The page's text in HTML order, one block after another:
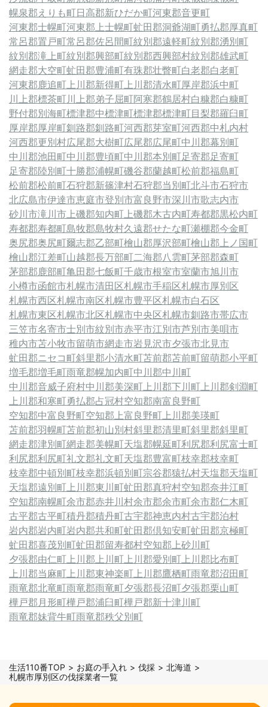
幌泉郡えりも町日高郡新ひだか町河東郡音更町
河東郡士幌町河東郡上士幌町虻田郡洞爺湖町勇払郡厚真町
常呂郡置戸町常呂郡佐呂間町紋別郡遠軽町紋別郡湧別町
紋別郡滝上町紋別郡興部町紋別郡西興部村紋別郡雄武町
網走郡大空町虻田郡豊浦町有珠郡壮瞥町白老郡白老町
河東郡鹿追町 上川郡新得町 上川郡清水町厚岸郡浜中町
川上郡標茶町川上郡弟子屈町阿寒郡鶴居村白糠郡白糠町
野付郡別海町標津郡中標津町標津郡標津町目梨郡羅臼町
厚岸郡厚岸町釧路郡釧路町河西郡芽室町河西郡中札内村
河西郡更別村広尾郡大樹町広尾郡広尾町中川郡幕別町
中川郡池田町中川郡豊頃町中川郡本別町足寄郡足寄町
足寄郡陸別町十勝郡浦幌町磯谷郡蘭越町松前郡福島町
松前郡松前町石狩郡新篠津村石狩郡当別町北斗市石狩市
北広島市伊達市恵庭市登別市富良野市深川市歌志内市
砂川市滝川市 上磯郡知内町 上磯郡木古内町寿都郡黒松内町
寿都郡寿都町島牧郡島牧村久遠郡せたな町瀬棚郡今金町
奥尻郡奥尻町爾志郡乙部町檜山郡厚沢部町檜山郡上ノ国町
檜山郡江差町山越郡長万部町二海郡八雲町茅部郡森町
茅部郡鹿部町亀田郡七飯町千歳市根室市室蘭市旭川市
小樽市函館市札幌市清田区札幌市手稲区札幌市厚別区
札幌市西区札幌市南区札幌市豊平区札幌市白石区
札幌市東区札幌市北区札幌市中央区札幌市釧路市帯広市
三笠市名寄市士別市紋別市赤平市江別市芦別市美唄市
稚内市苫小牧市留萌市網走市岩見沢市夕張市北見市
虻田郡ニセコ町斜里郡小清水町苫前郡苫前町留萌郡小平町
増毛郡増毛町雨竜郡幌加内町中川郡中川町
中川郡音威子府村中川郡美深町 上川郡下川町 上川郡剣淵町
上川郡和寒町勇払郡占冠村空知郡南富良野町
空知郡中富良野町空知郡上富良野町 上川郡美瑛町
苫前郡羽幌町苫前郡初山別村斜里郡清里町斜里郡斜里町
網走郡津別町網走郡美幌町天塩郡幌延町利尻郡利尻富士町
利尻郡利尻町礼文郡礼文町天塩郡豊富町枝幸郡枝幸町
枝幸郡中頓別町枝幸郡浜頓別町宗谷郡猿払村天塩郡天塩町
天塩郡遠別町 上川郡東川町虻田郡真狩村空知郡奈井江町
空知郡南幌町余市郡赤井川村余市郡余市町余市郡仁木町
古平郡古平町積丹郡積丹町古宇郡神恵内村古宇郡泊村
岩内郡岩内町岩内郡共和町虻田郡倶知安町虻田郡京極町
虻田郡喜茂別町虻田郡留寿都村空知郡上砂川町
夕張郡由仁町 上川郡上川町 上川郡愛別町 上川郡比布町
上川郡当麻町 上川郡東神楽町 上川郡鷹栖町雨竜郡沼田町
雨竜郡北竜町雨竜郡雨竜町夕張郡長沼町夕張郡栗山町
樺戸郡月形町樺戸郡浦臼町樺戸郡新十津川町
雨竜郡妹背牛町雨竜郡秩父別町
生活110番TOP お庭の手入れ 伐採
北海道
札幌市厚別区の伐採業者一覧